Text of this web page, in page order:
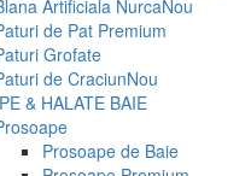
Artificiala NurcaNou
de Pat Premium
Grofate
de CraciunNou
& HALATE BAIE
Prosoape de Baie